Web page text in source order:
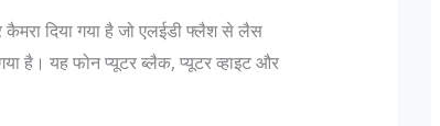
दिया गया है जो एलईडी फ्लैश से लैस
है। यह फोन प्यूटर ब्लैक, प्यूटर व्हाइट और
जाता
और नॉर्थ इंडिय के कुछ हिस्से मे ही लड़ा...